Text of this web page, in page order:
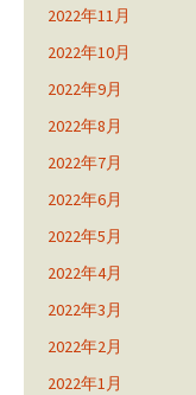
2022年11月
2022年10月
2022年9月
2022年8月
2022年7月
2022年6月
2022年5月
2022年4月
2022年3月
2022年2月
2022年1月